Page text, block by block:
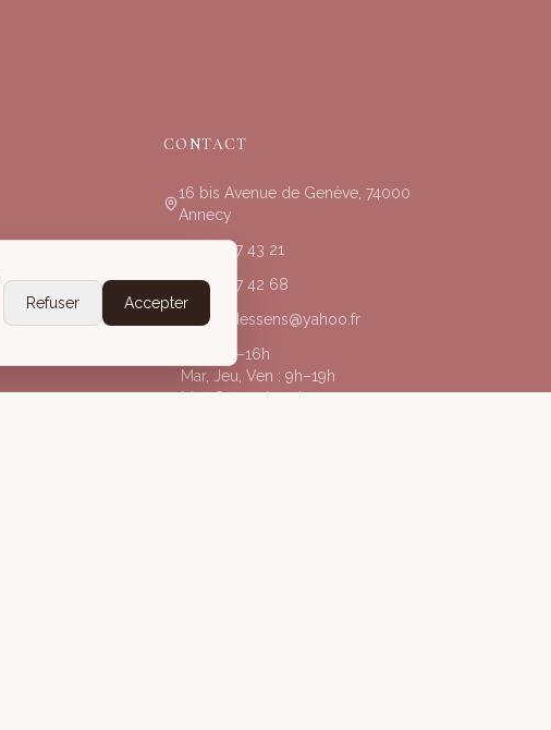
CONTACT
16 bis Avenue de Genève, 74000
Annecy
04 50 67 43 21
06 20 77 42 68
acorpsdessens@yahoo.fr
Lun : 9h–16h
Mar, Jeu, Ven : 9h–19h
Mer, Sam : 9h–13h
Refuser Accepter